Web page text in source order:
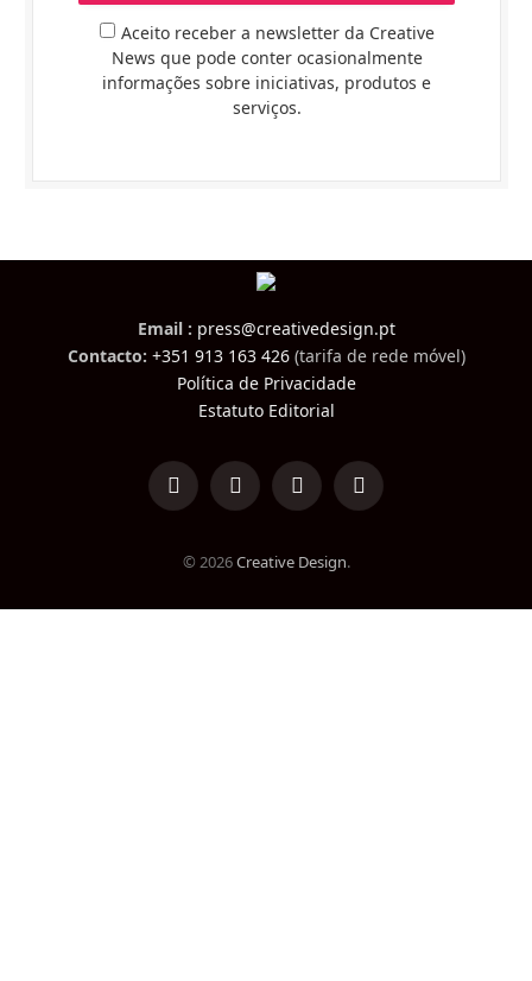
Aceito receber a newsletter da Creative
News que pode conter ocasionalmente
informações sobre iniciativas, produtos e
serviços.
Email : press@creativedesign.pt
Contacto: +351 913 163 426(tarifa de rede móvel)
Política de Privacidade
Estatuto Editorial
LinkedInFacebookInstagramTikTok
© 2026Creative Design.